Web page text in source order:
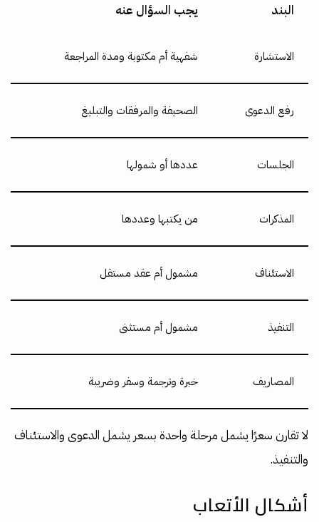
البند يجب السؤال عنه
الاستشارة شفهية أم مكتوبة ومدة المراجعة
رفع الدعوى الصحيفة والمرفقات والتبليغ
الجلسات عددها أو شمولها
المذكرات من يكتبها وعددها
الاستئناف مشمول أم عقد مستقل
التنفيذ مشمول أم مستثنى
المصاريف خبرة وترجمة وسفر وضريبة
لا تقارن سعرًا يشمل مرحلة واحدة بسعر يشمل الدعوى والاستئناف
والتنفيذ.
أشكال الأتعاب